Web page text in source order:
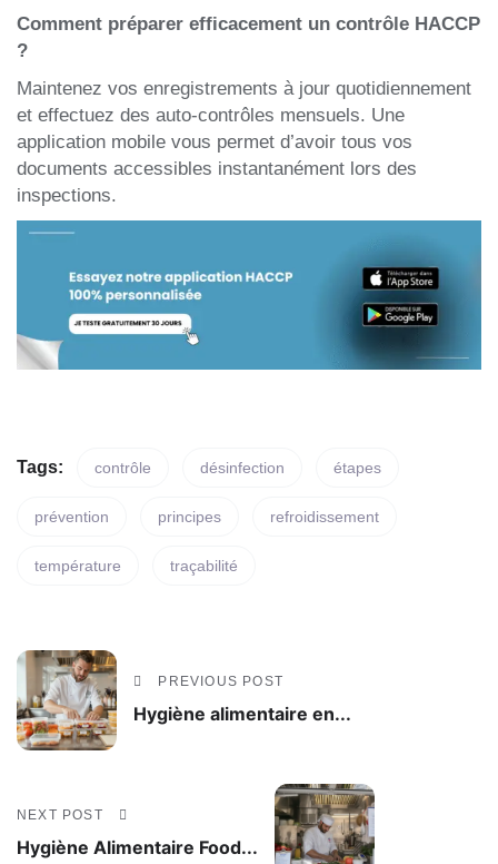
Comment préparer efficacement un contrôle HACCP
?
Maintenez vos enregistrements à jour quotidiennement
et effectuez des auto-contrôles mensuels. Une
application mobile vous permet d’avoir tous vos
documents accessibles instantanément lors des
inspections.
Tags: contrôle désinfection étapes
prévention principes refroidissement
température traçabilité
PREVIOUS POST
Hygiène alimentaire en...
NEXT POST
Hygiène Alimentaire Food...